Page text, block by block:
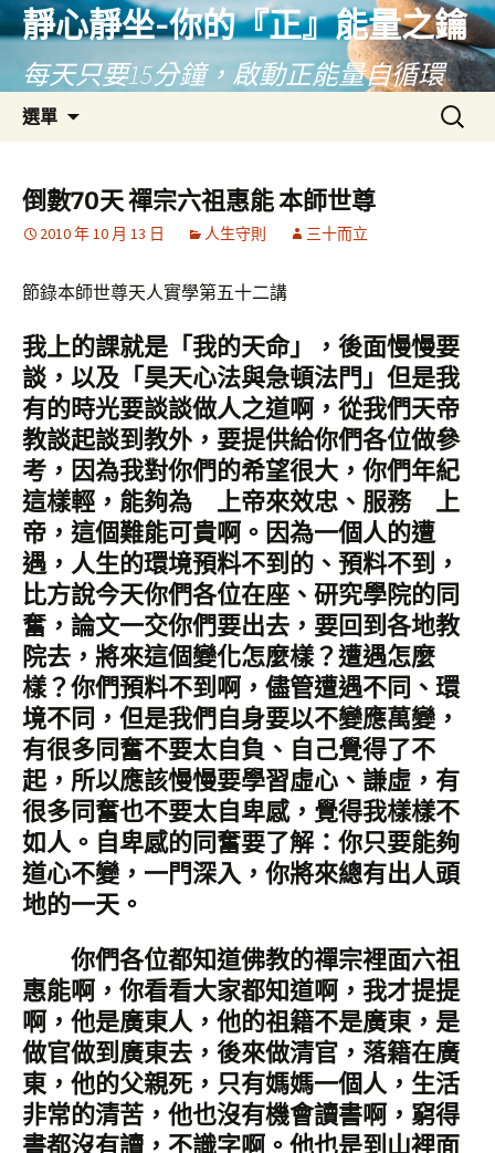
靜心靜坐-你的『正』能量之鑰
每天只要15分鐘，啟動正能量自循環
選單
內
容
搜
尋
倒數70天 禪宗六祖惠能 本師世尊
2010 年 10 月 13 日 人生守則 三十而立
節錄本師世尊天人實學第五十二講
我上的課就是「我的天命」，後面慢慢要
談，以及「昊天心法與急頓法門」但是我
有的時光要談談做人之道啊，從我們天帝
教談起談到教外，要提供給你們各位做參
考，因為我對你們的希望很大，你們年紀
這樣輕，能夠為 上帝來效忠、服務 上
帝，這個難能可貴啊。因為一個人的遭
遇，人生的環境預料不到的、預料不到，
比方說今天你們各位在座、研究學院的同
奮，論文一交你們要出去，要回到各地教
院去，將來這個變化怎麼樣？遭遇怎麼
樣？你們預料不到啊，儘管遭遇不同、環
境不同，但是我們自身要以不變應萬變，
有很多同奮不要太自負、自己覺得了不
起，所以應該慢慢要學習虛心、謙虛，有
很多同奮也不要太自卑感，覺得我樣樣不
如人。自卑感的同奮要了解：你只要能夠
道心不變，一門深入，你將來總有出人頭
地的一天。
你們各位都知道佛教的禪宗裡面六祖
惠能啊，你看看大家都知道啊，我才提提
啊，他是廣東人，他的祖籍不是廣東，是
做官做到廣東去，後來做清官，落籍在廣
東，他的父親死，只有媽媽一個人，生活
非常的清苦，他也沒有機會讀書啊，窮得
書都沒有讀，不識字啊。他也是到山裡面